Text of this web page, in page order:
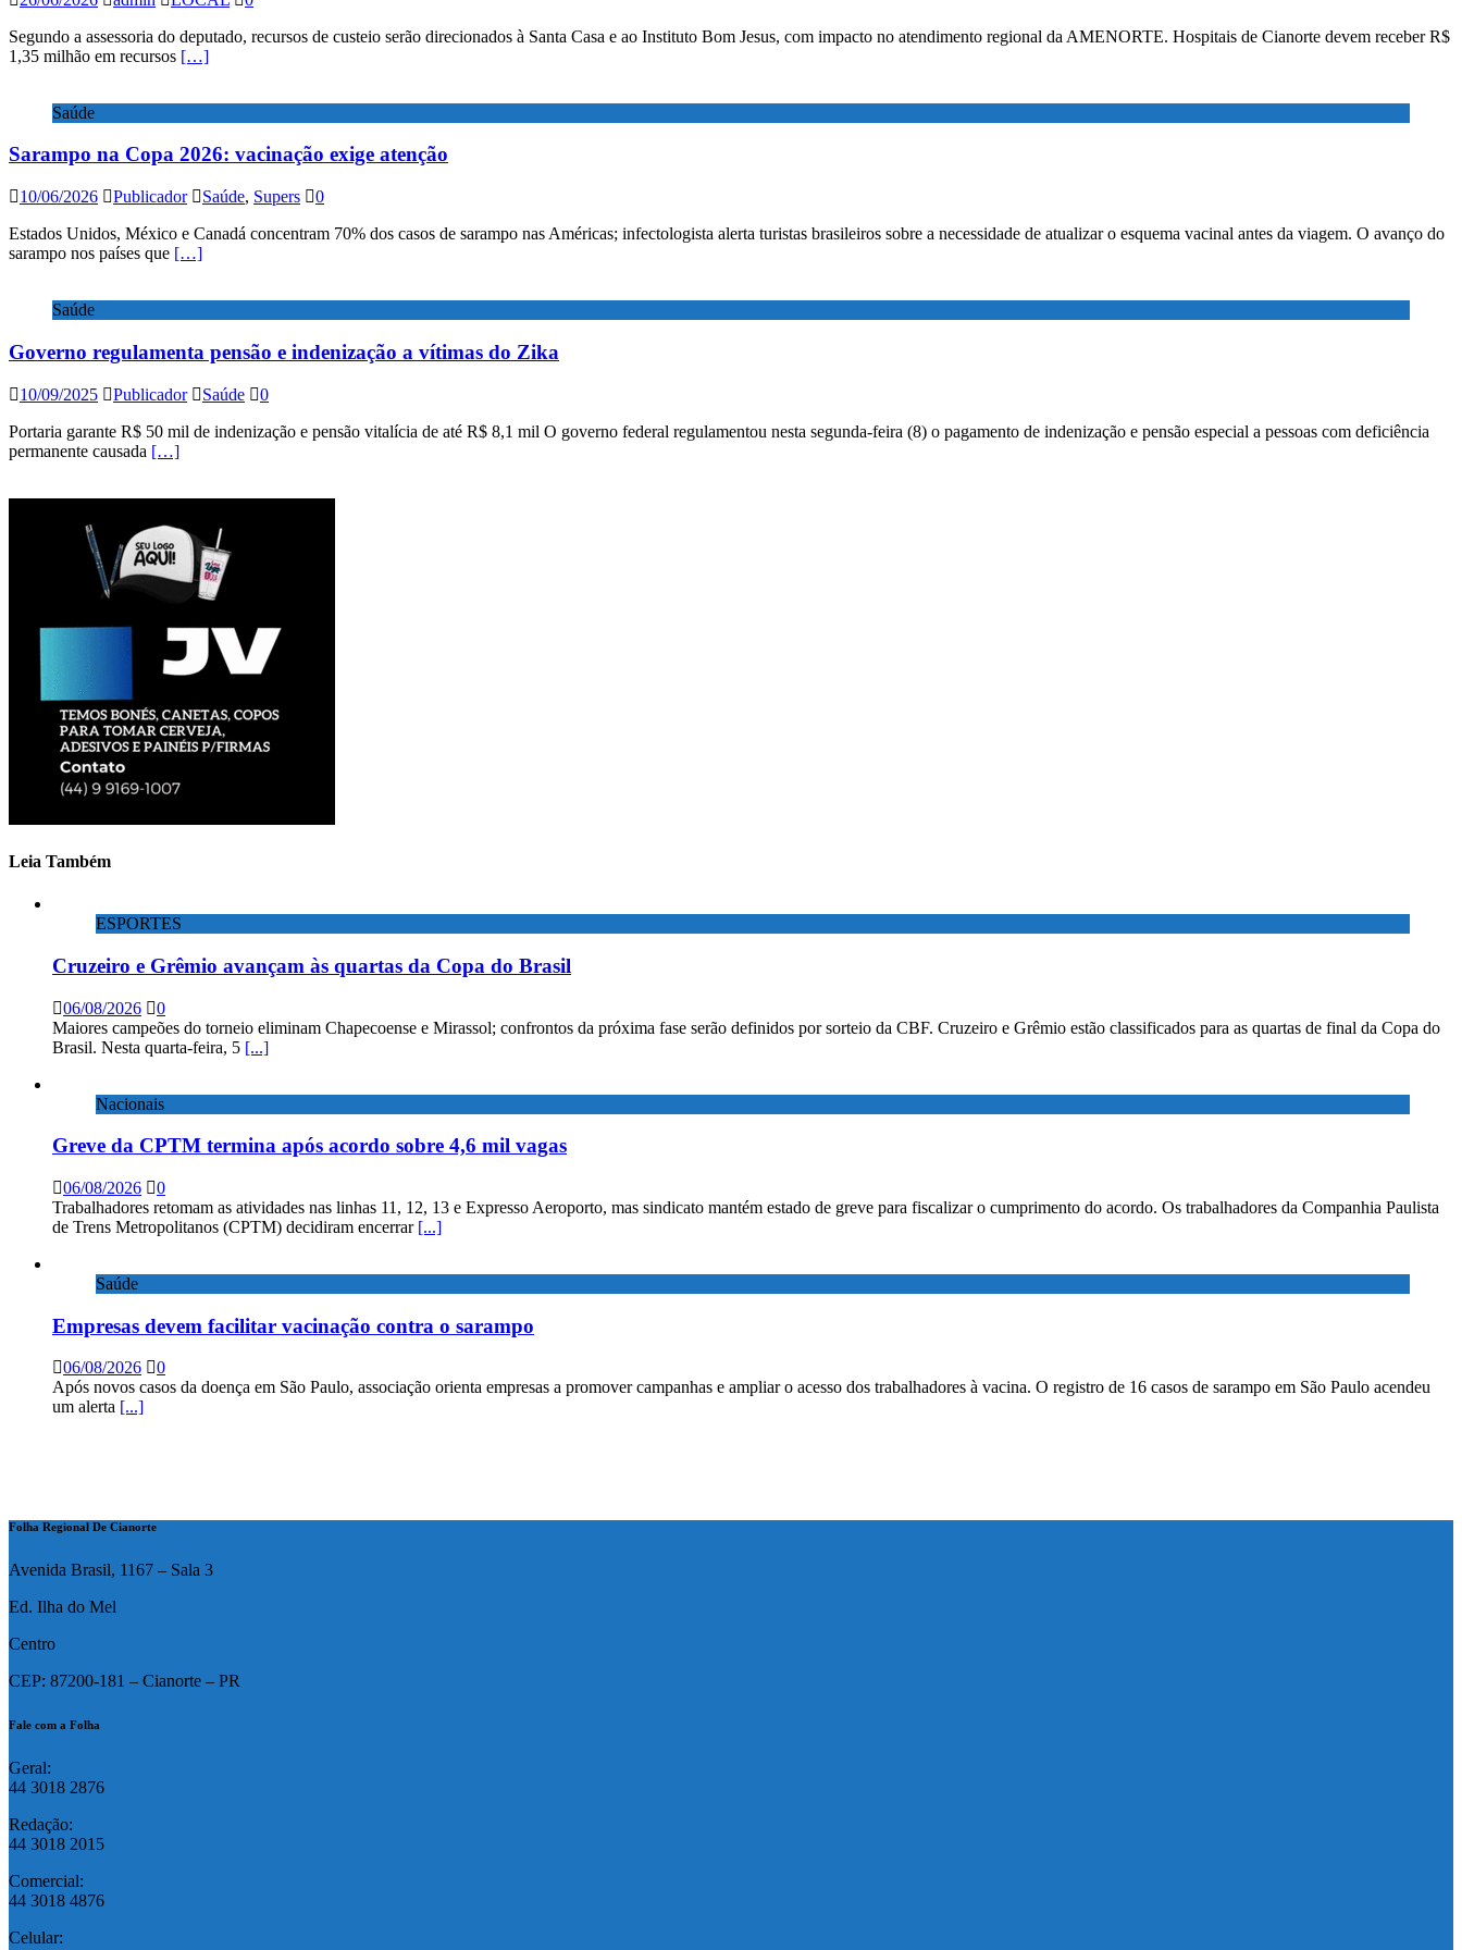
Segundo a assessoria do deputado, recursos de custeio serão direcionados à Santa Casa e ao Instituto Bom Jesus, com impacto no atendimento regional da AMENORTE. Hospitais de Cianorte devem receber R$
1,35 milhão em recursos […]
Saúde
Sarampo na Copa 2026: vacinação exige atenção
10/06/2026 Publicador Saúde, Supers
0
Estados Unidos, México e Canadá concentram 70% dos casos de sarampo nas Américas; infectologista alerta turistas brasileiros sobre a necessidade de atualizar o esquema vacinal antes da viagem. O avanço do
sarampo nos países que […]
Saúde
Governo regulamenta pensão e indenização a vítimas do Zika
10/09/2025 Publicador Saúde
0
Portaria garante R$ 50 mil de indenização e pensão vitalícia de até R$ 8,1 mil O governo federal regulamentou nesta segunda-feira (8) o pagamento de indenização e pensão especial a pessoas com deficiência
permanente causada […]
Leia Também
ESPORTES
Cruzeiro e Grêmio avançam às quartas da Copa do Brasil
06/08/2026
0
Maiores campeões do torneio eliminam Chapecoense e Mirassol; confrontos da próxima fase serão definidos por sorteio da CBF. Cruzeiro e Grêmio estão classificados para as quartas de final da Copa do
Brasil. Nesta quarta-feira, 5 [...]
Nacionais
Greve da CPTM termina após acordo sobre 4,6 mil vagas
06/08/2026
0
Trabalhadores retomam as atividades nas linhas 11, 12, 13 e Expresso Aeroporto, mas sindicato mantém estado de greve para fiscalizar o cumprimento do acordo. Os trabalhadores da Companhia Paulista
de Trens Metropolitanos (CPTM) decidiram encerrar [...]
Saúde
Empresas devem facilitar vacinação contra o sarampo
06/08/2026
0
Após novos casos da doença em São Paulo, associação orienta empresas a promover campanhas e ampliar o acesso dos trabalhadores à vacina. O registro de 16 casos de sarampo em São Paulo acendeu
um alerta [...]
Folha Regional De Cianorte
Avenida Brasil, 1167 – Sala 3
Ed. Ilha do Mel
Centro
CEP: 87200-181 – Cianorte – PR
Fale com a Folha
Geral:
44 3018 2876
Redação:
44 3018 2015
Comercial:
44 3018 4876
Celular: